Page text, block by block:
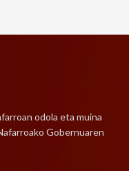
odola eta muina
Gobernuaren